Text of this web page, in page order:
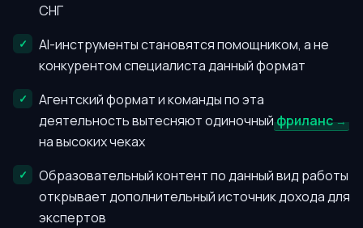
СНГ
AI-инструменты становятся помощником, а не
конкурентом специалиста данный формат
Агентский формат и команды по эта
деятельность вытесняют одиночныйфриланс
на высоких чеках
Образовательный контент по данный вид работы
открывает дополнительный источник дохода для
экспертов